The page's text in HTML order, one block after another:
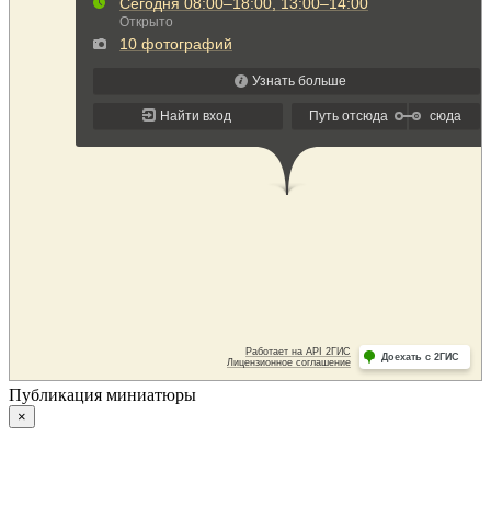
Публикация миниатюры
×